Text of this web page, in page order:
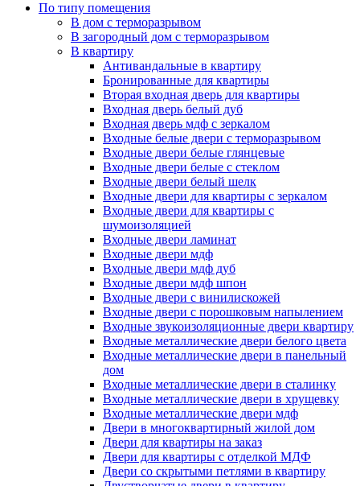
По типу помещения
В дом с терморазрывом
В загородный дом с терморазрывом
В квартиру
Антивандальные в квартиру
Бронированные для квартиры
Вторая входная дверь для квартиры
Входная дверь белый дуб
Входная дверь мдф с зеркалом
Входные белые двери с терморазрывом
Входные двери белые глянцевые
Входные двери белые с стеклом
Входные двери белый шелк
Входные двери для квартиры с зеркалом
Входные двери для квартиры с
шумоизоляцией
Входные двери ламинат
Входные двери мдф
Входные двери мдф дуб
Входные двери мдф шпон
Входные двери с винилискожей
Входные двери с порошковым напылением
Входные звукоизоляционные двери квартиру
Входные металлические двери белого цвета
Входные металлические двери в панельный
дом
Входные металлические двери в сталинку
Входные металлические двери в хрущевку
Входные металлические двери мдф
Двери в многоквартирный жилой дом
Двери для квартиры на заказ
Двери для квартиры с отделкой МДФ
Двери со скрытыми петлями в квартиру